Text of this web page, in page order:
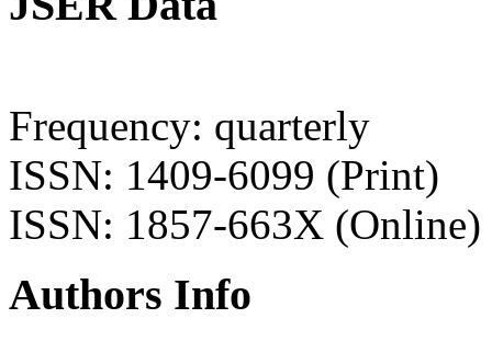
Frequency: quarterly
ISSN: 1409-6099 (Print)
ISSN: 1857-663X (Online)
Authors Info